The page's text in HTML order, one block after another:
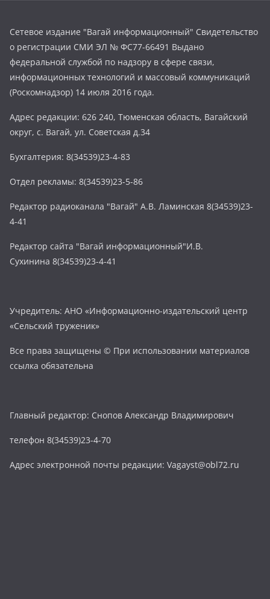
Сетевое издание "Вагай информационный" Свидетельство
о регистрации СМИ ЭЛ № ФС77-66491 Выдано
федеральной службой по надзору в сфере связи,
информационных технологий и массовый коммуникаций
(Роскомнадзор) 14 июля 2016 года.
Адрес редакции: 626 240, Тюменская область, Вагайский
округ, с. Вагай, ул. Советская д.34
Бухгалтерия: 8(34539)23-4-83
Отдел рекламы: 8(34539)23-5-86
Редактор радиоканала "Вагай" А.В. Ламинская 8(34539)23-
4-41
Редактор сайта "Вагай информационный"И.В.
Сухинина 8(34539)23-4-41
Учредитель: АНО «Информационно-издательский центр
«Сельский труженик»
Все права защищены © При использовании материалов
ссылка обязательна
Главный редактор: Снопов Александр Владимирович
телефон 8(34539)23-4-70
Адрес электронной почты редакции: Vagayst@obl72.ru